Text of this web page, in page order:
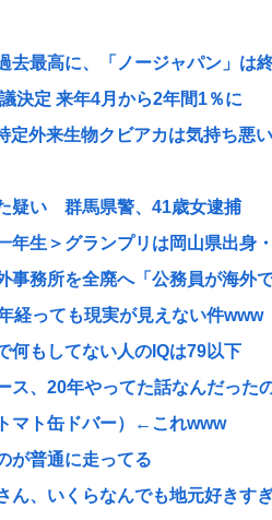
去最高に、「ノージャパン」は
決定 来年4月から2年間1％に
定外来生物クビアカは気持ち悪
疑い 群馬県警、41歳女逮捕
年生＞グランプリは岡山県出身
事務所を全廃へ「公務員が海外
経っても現実が見えない件www
何もしてない人のIQは79以下
ス、20年やってた話なんだった
マト缶ドバー）←これwww
が普通に走ってる
ん、いくらなんでも地元好きす